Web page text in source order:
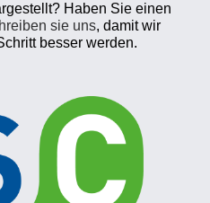
Haben Sie einen
sie uns, damit wir
besser werden.